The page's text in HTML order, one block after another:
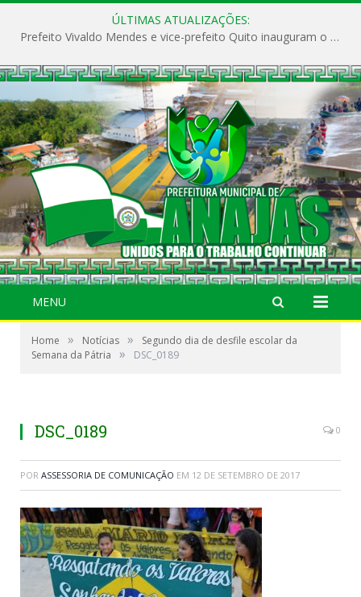
ÚLTIMAS ATUALIZAÇÕES:
Prefeito Vivaldo Mendes e vice-prefeito Quito inauguram o CAPS e fortalecem a saúde pública em Anajás.
MENU
Home » Notícias »
Segundo dia de desfile escolar da
Semana da Pátria
» DSC_0189
DSC_0189 0
POR ASSESSORIA DE COMUNICAÇÃO EM 12 DE SETEMBRO DE 2017